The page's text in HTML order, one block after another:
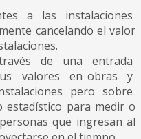
a las instalaciones
cancelando el valor
de una entrada
valores en obras y
pero sobre
para medir o
que ingresan al